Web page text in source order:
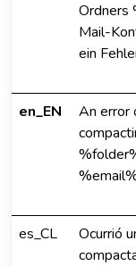
Ordners
Mail-
ein
en_EN
An error
es_CL
Ocurrió